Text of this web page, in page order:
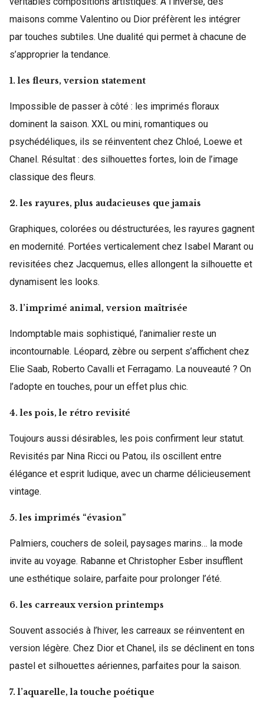
maisons comme Valentino ou Dior préfèrent les intégrer
par touches subtiles. Une dualité qui permet à chacune de
s’approprier la tendance.
1. les fleurs, version statement
Impossible de passer à côté : les imprimés floraux
dominent la saison. XXL ou mini, romantiques ou
psychédéliques, ils se réinventent chez Chloé, Loewe et
Chanel. Résultat : des silhouettes fortes, loin de l’image
classique des fleurs.
2. les rayures, plus audacieuses que jamais
Graphiques, colorées ou déstructurées, les rayures gagnent
en modernité. Portées verticalement chez Isabel Marant ou
revisitées chez Jacquemus, elles allongent la silhouette et
dynamisent les looks.
3. l’imprimé animal, version maîtrisée
Indomptable mais sophistiqué, l’animalier reste un
incontournable. Léopard, zèbre ou serpent s’affichent chez
Elie Saab, Roberto Cavalli et Ferragamo. La nouveauté ? On
l’adopte en touches, pour un effet plus chic.
4. les pois, le rétro revisité
Toujours aussi désirables, les pois confirment leur statut.
Revisités par Nina Ricci ou Patou, ils oscillent entre
élégance et esprit ludique, avec un charme délicieusement
vintage.
5. les imprimés “évasion”
Palmiers, couchers de soleil, paysages marins… la mode
invite au voyage. Rabanne et Christopher Esber insufflent
une esthétique solaire, parfaite pour prolonger l’été.
6. les carreaux version printemps
Souvent associés à l’hiver, les carreaux se réinventent en
version légère. Chez Dior et Chanel, ils se déclinent en tons
pastel et silhouettes aériennes, parfaites pour la saison.
7. l’aquarelle, la touche poétique